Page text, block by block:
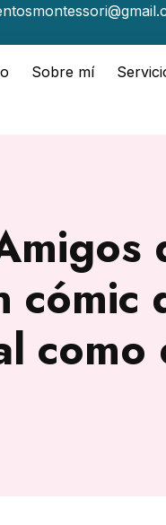
Sobre mí
cómic
como